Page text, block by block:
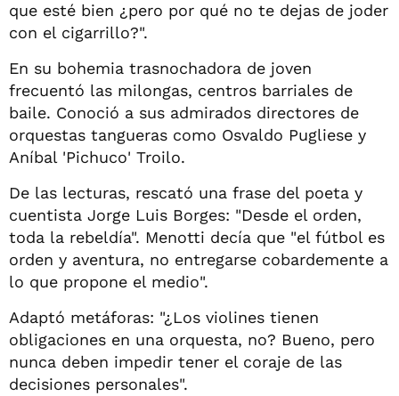
que esté bien ¿pero por qué no te dejas de joder
con el cigarrillo?".
En su bohemia trasnochadora de joven
frecuentó las milongas, centros barriales de
baile. Conoció a sus admirados directores de
orquestas tangueras como Osvaldo Pugliese y
Aníbal 'Pichuco' Troilo.
De las lecturas, rescató una frase del poeta y
cuentista Jorge Luis Borges: "Desde el orden,
toda la rebeldía". Menotti decía que "el fútbol es
orden y aventura, no entregarse cobardemente a
lo que propone el medio".
Adaptó metáforas: "¿Los violines tienen
obligaciones en una orquesta, no? Bueno, pero
nunca deben impedir tener el coraje de las
decisiones personales".